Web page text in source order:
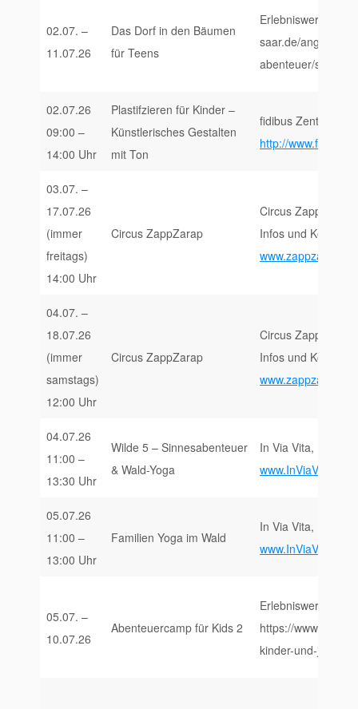
02.07. –
11.07.26
Das Dorf in den Bäumen
für Teens
Erlebniswerkstatt
saar.de/angebote-
abenteuer/
02.07.26
09:00 –
14:00 Uhr
Plastifzieren für Kinder –
Künstlerisches Gestalten
mit Ton
fidibus Zentrum
http://www.fidibus-
03.07. –
17.07.26
(immer
freitags)
14:00 Uhr
Circus ZappZarap
Circus
Infos und Kontakt:
www.zappzarap.de
04.07. –
18.07.26
(immer
samstags)
12:00 Uhr
Circus ZappZarap
Circus
Infos und Kontakt:
www.zappzarap.de
04.07.26
11:00 –
13:30 Uhr
Wilde 5 – Sinnesabenteuer
& Wald-Yoga
In Via Vita,
www.InViaVita.de/
05.07.26
11:00 –
13:00 Uhr
Familien Yoga im Wald
In Via Vita,
www.InViaVita.de/
05.07. –
10.07.26
Abenteuercamp für Kids 2
Erlebniswerkstatt
https://
kinder-und-